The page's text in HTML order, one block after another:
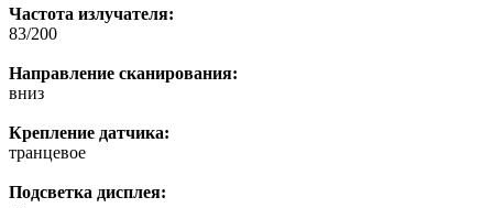
Частота излучателя:
83/200
Направление сканирования:
вниз
Крепление датчика:
транцевое
Подсветка дисплея: